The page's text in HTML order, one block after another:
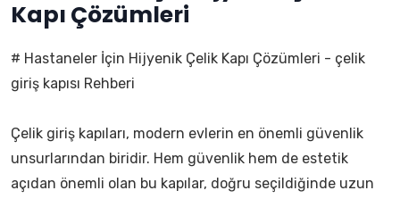
Kapı Çözümleri
# Hastaneler İçin Hijyenik Çelik Kapı Çözümleri - çelik
giriş kapısı Rehberi
Çelik giriş kapıları, modern evlerin en önemli güvenlik
unsurlarından biridir. Hem güvenlik hem de estetik
açıdan önemli olan bu kapılar, doğru seçildiğinde uzun